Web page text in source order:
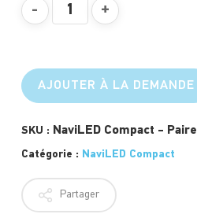
AJOUTER À LA DEMANDE
SKU : NaviLED Compact - Paire
Catégorie : NaviLED Compact
Partager